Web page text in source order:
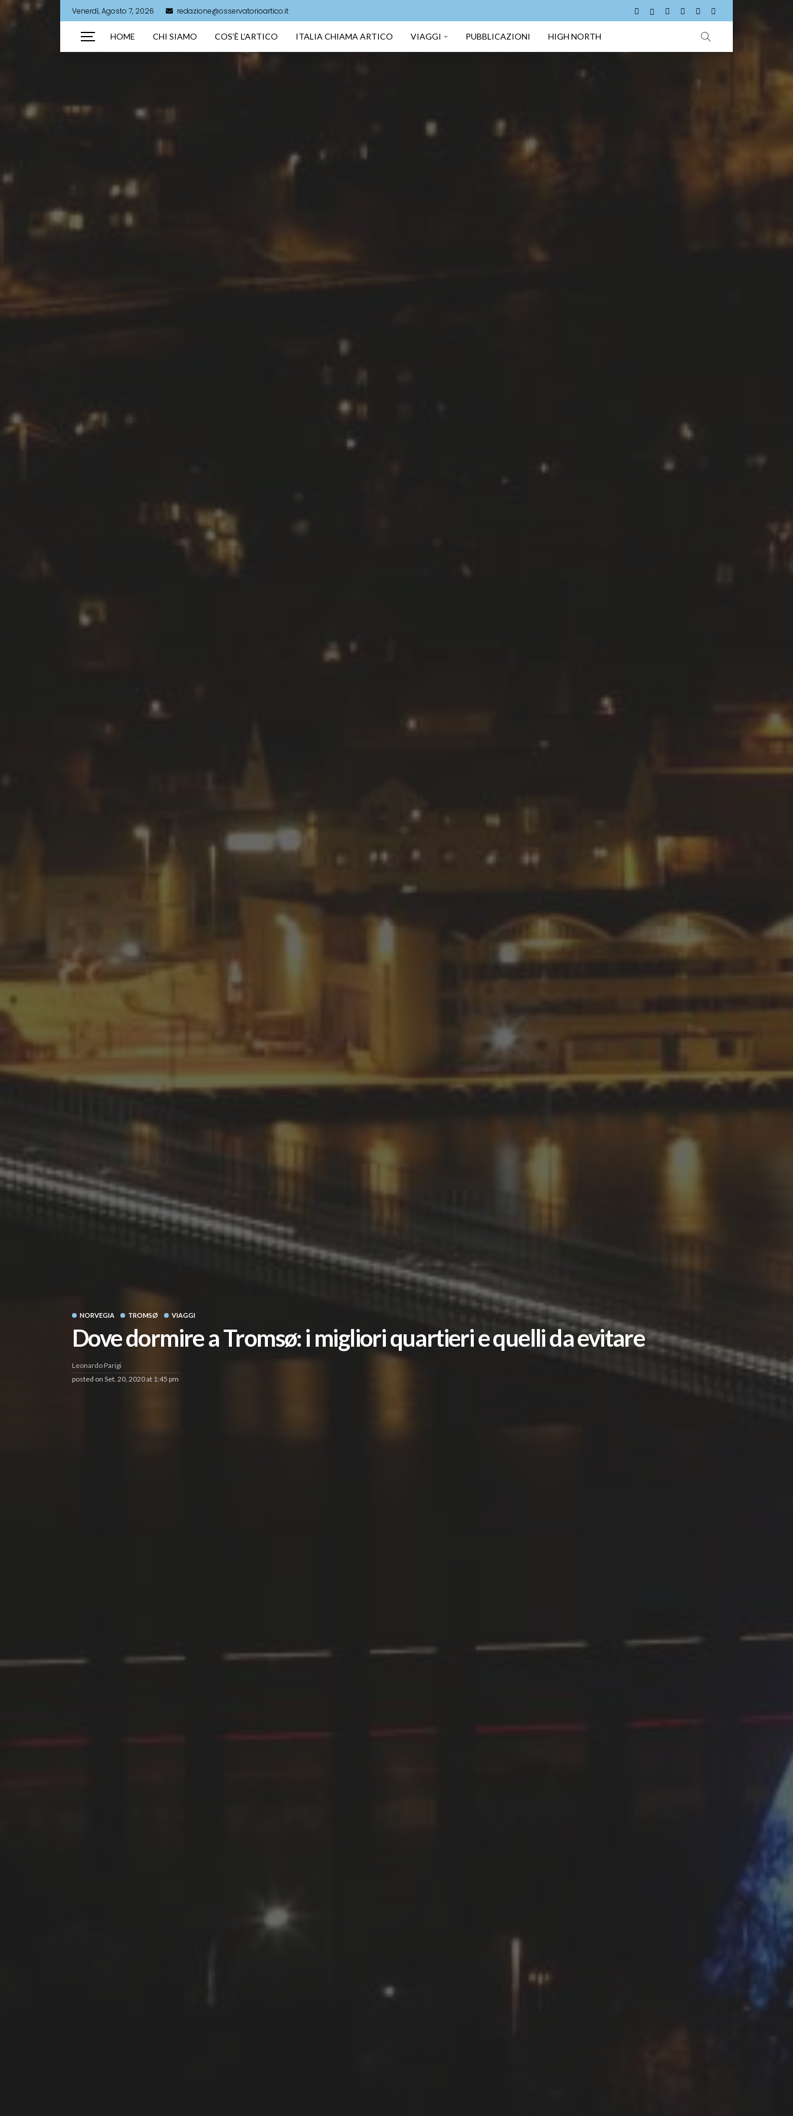
Venerdì, Agosto 7, 2026 redazione@osservatorioartico.it
HOME CHI SIAMO COS’È L’ARTICO ITALIA CHIAMA ARTICO VIAGGI PUBBLICAZIONI HIGH NORTH
NORVEGIA TROMSØ VIAGGI
Dove dormire a Tromsø: i migliori quartieri e quelli da evitare
Leonardo Parigi
posted on Set. 20, 2020 at 1:45 pm